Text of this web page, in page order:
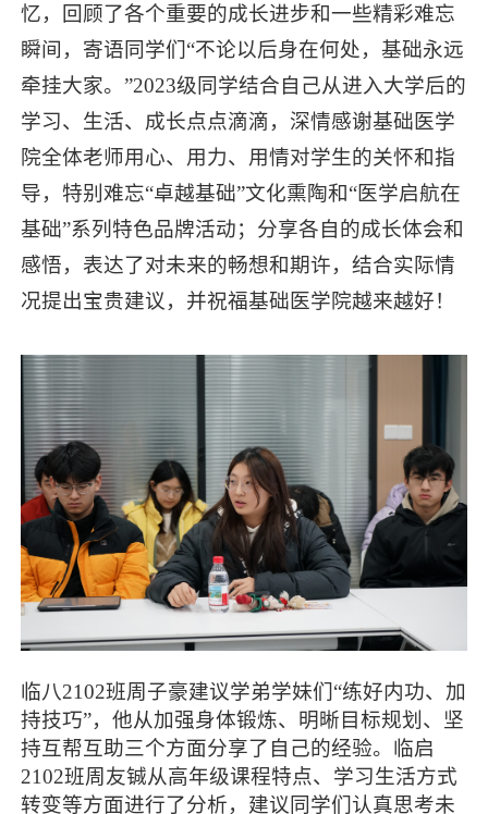
忆，回顾了各个重要的成长进步和一些精彩难忘
瞬间，寄语同学们“不论以后身在何处，基础永远
牵挂大家。”2023级同学结合自己从进入大学后的
学习、生活、成长点点滴滴，深情感谢基础医学
院全体老师用心、用力、用情对学生的关怀和指
导，特别难忘“卓越基础”文化熏陶和“医学启航在
基础”系列特色品牌活动；分享各自的成长体会和
感悟，表达了对未来的畅想和期许，结合实际情
况提出宝贵建议，并祝福基础医学院越来越好！
临八2102班周子豪建议学弟学妹们“练好内功、加
持技巧”，他从加强身体锻炼、明晰目标规划、坚
持互帮互助三个方面分享了自己的经验。临启
2102班周友铖从高年级课程特点、学习生活方式
转变等方面进行了分析，建议同学们认真思考未